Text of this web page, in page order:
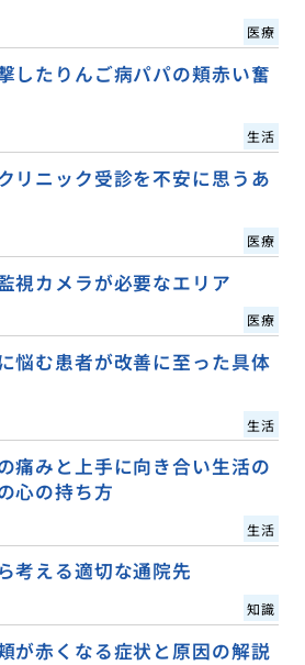
医療
したりんご病パパの頬赤い奮
生活
リニック受診を不安に思うあ
医療
視カメラが必要なエリア
医療
悩む患者が改善に至った具体
生活
痛みと上手に向き合い生活の
心の持ち方
生活
考える適切な通院先
知識
が赤くなる症状と原因の解説